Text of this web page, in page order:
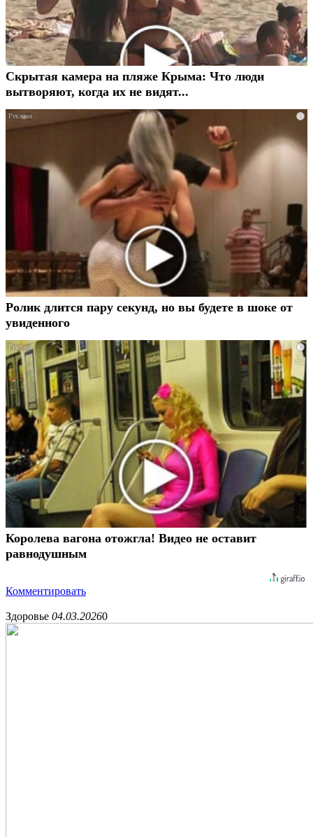
Скрытая камера на пляже Крыма: Что люди
вытворяют, когда их не видят...
i
Ролик длится пару секунд, но вы будете в шоке от
увиденного
i
Королева вагона отожгла! Видео не оставит
равнодушным
Комментировать
Здоровье 04.03.20260